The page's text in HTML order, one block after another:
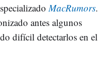
MacRumors.
antes algunos
difícil detectarlos en el